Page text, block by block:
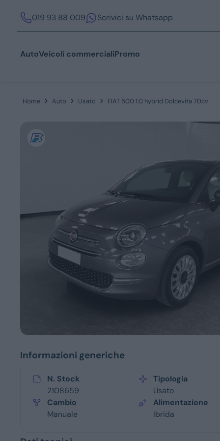
019 93 88 009 Scrivici su Whatsapp
AutoVeicoli commercialiPromo
Servizi
Home Auto Usato FIAT 500 1.0 hybrid Dolcevita 70cv
Informazioni generiche
N. Stock
2108659
Tipologia
Usato
Cambio
Manuale
Alimentazione
Ibrida